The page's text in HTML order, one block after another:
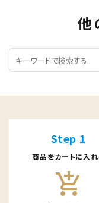
他
Step 1
商品をカートに入
add_shopping_cart